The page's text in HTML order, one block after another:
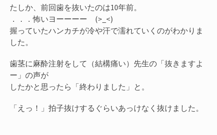
たしか、前回歯を抜いたのは10年前。
．．．怖いヨーーーー (>_<)
握っていたハンカチが冷や汗で濡れていくのがわかりま
した。
歯茎に麻酔注射をして（結構痛い）先生の「抜きますよ
ー」の声が
したかと思ったら「終わりました」と。
「えっ！」拍子抜けするぐらいあっけなく抜けました。